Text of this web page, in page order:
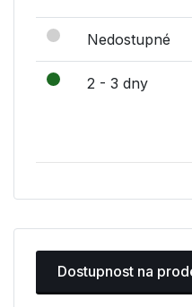
Nedostupné
2 - 3 dny
Dostupnost na